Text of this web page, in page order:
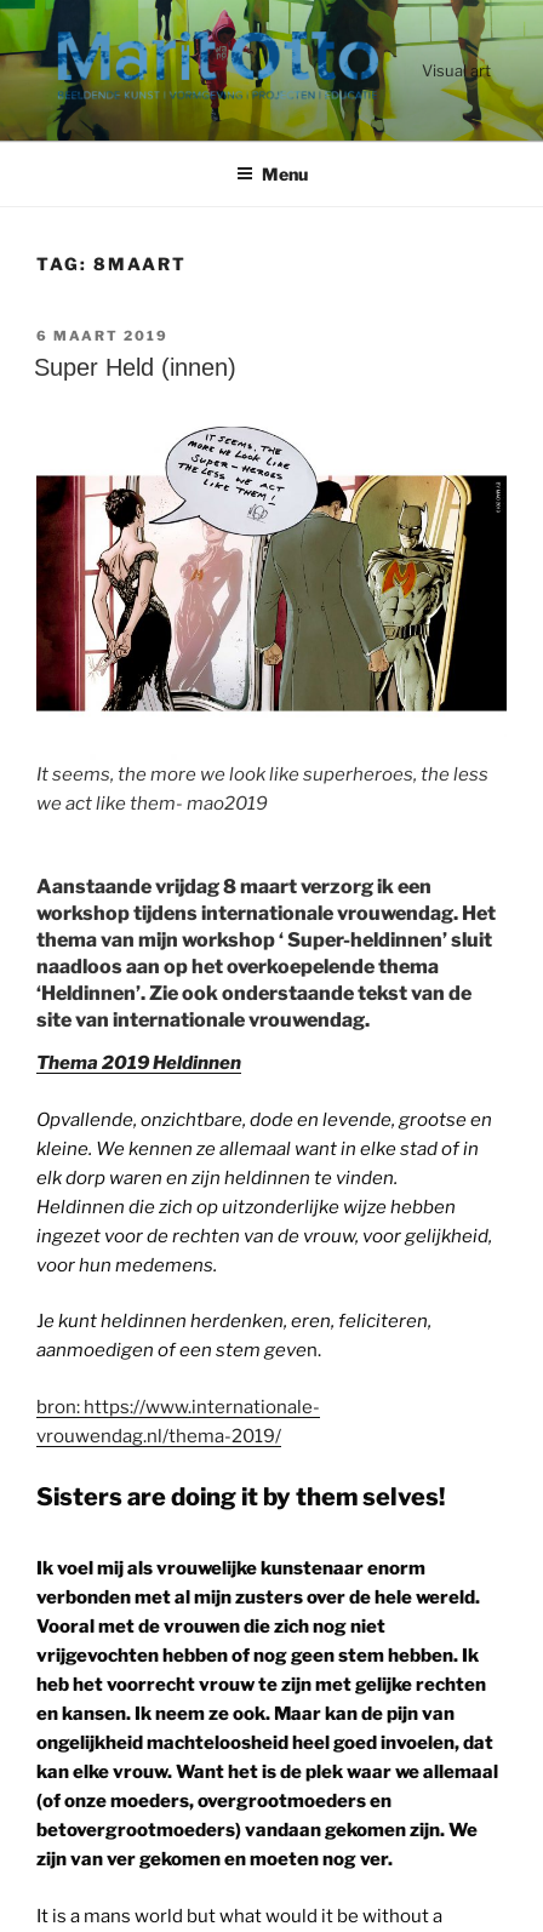
Ga
naar
de
Visual art
Menu
TAG: 8MAART
GEPLAATST
OP
6 MAART 2019
Super Held (innen)
It seems, the more we look like superheroes, the less
we act like them- mao2019
Aanstaande vrijdag 8 maart verzorg ik een
workshop tijdens internationale vrouwendag. Het
thema van mijn workshop ‘ Super-heldinnen’ sluit
naadloos aan op het overkoepelende thema
‘Heldinnen’. Zie ook onderstaande tekst van de
site van internationale vrouwendag.
Thema 2019 Heldinnen
Opvallende, onzichtbare, dode en levende, grootse en
kleine. We kennen ze allemaal want in elke stad of in
elk dorp waren en zijn heldinnen te vinden.
Heldinnen die zich op uitzonderlijke wijze hebben
ingezet voor de rechten van de vrouw, voor gelijkheid,
voor hun medemens.
Je kunt heldinnen herdenken, eren, feliciteren,
aanmoedigen of een stem geven.
bron: https://www.internationale-
vrouwendag.nl/thema-2019/
Sisters are doing it by them selves!
Ik voel mij als vrouwelijke kunstenaar enorm
verbonden met al mijn zusters over de hele wereld.
Vooral met de vrouwen die zich nog niet
vrijgevochten hebben of nog geen stem hebben. Ik
heb het voorrecht vrouw te zijn met gelijke rechten
en kansen. Ik neem ze ook. Maar kan de pijn van
ongelijkheid machteloosheid heel goed invoelen, dat
kan elke vrouw. Want het is de plek waar we allemaal
(of onze moeders, overgrootmoeders en
betovergrootmoeders) vandaan gekomen zijn. We
zijn van ver gekomen en moeten nog ver.
It is a mans world but what would it be without a